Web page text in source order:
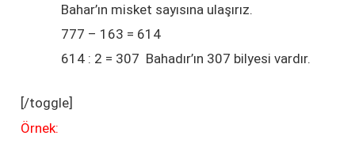
Bahar’ın misket sayısına ulaşırız.
777 – 163 = 614
614 : 2 = 307 Bahadır’ın 307 bilyesi vardır.
[/toggle]
Örnek: